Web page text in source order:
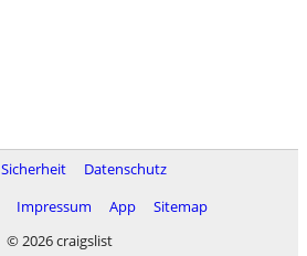
Sicherheit
Datenschutz
Impressum App
Sitemap
© 2026 craigslist